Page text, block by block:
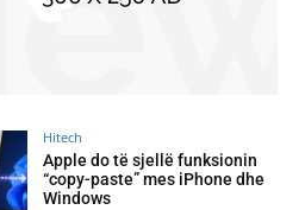
Hitech
Apple do të sjellë funksionin
“copy-paste” mes iPhone dhe
Windows